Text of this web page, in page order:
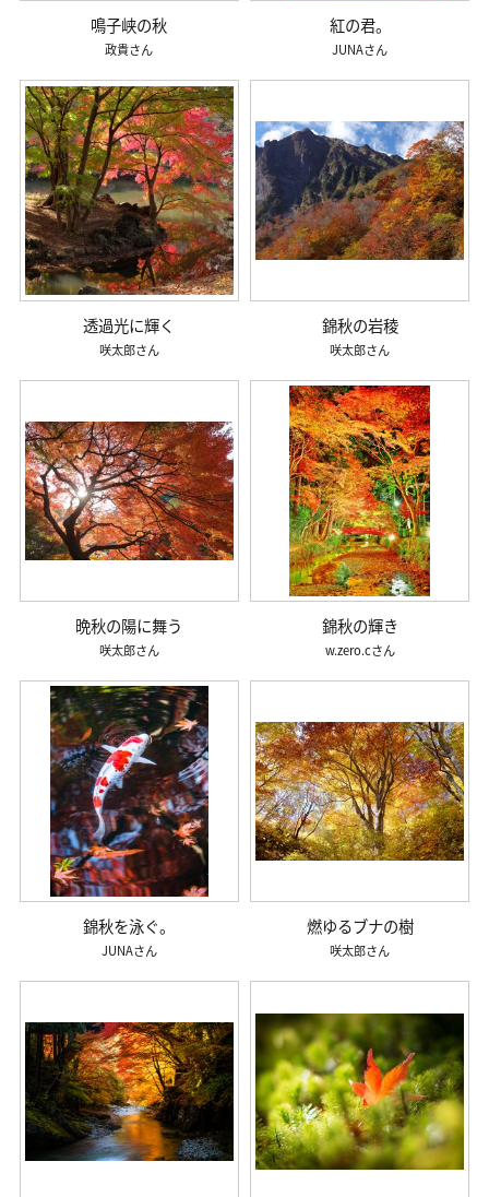
鳴子峡の秋
政貴
紅の君。
JUNA
透過光に輝く
咲太郎
錦秋の岩稜
咲太郎
晩秋の陽に舞う
咲太郎
錦秋の輝き
w.zero.c
錦秋を泳ぐ。
JUNA
燃ゆるブナの樹
咲太郎